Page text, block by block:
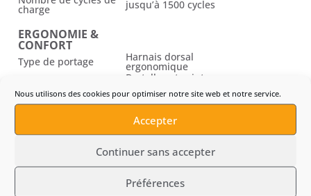
Nous utilisons des cookies pour optimiser notre site web et notre service.
Accepter
Continuer sans accepter
Préférences
charge jusqu’à 1500 cycles
ERGONOMIE &
CONFORT
Type de portage Harnais dorsal
ergonomique
Bretelles et ceinture
Indice de protection
IPX4